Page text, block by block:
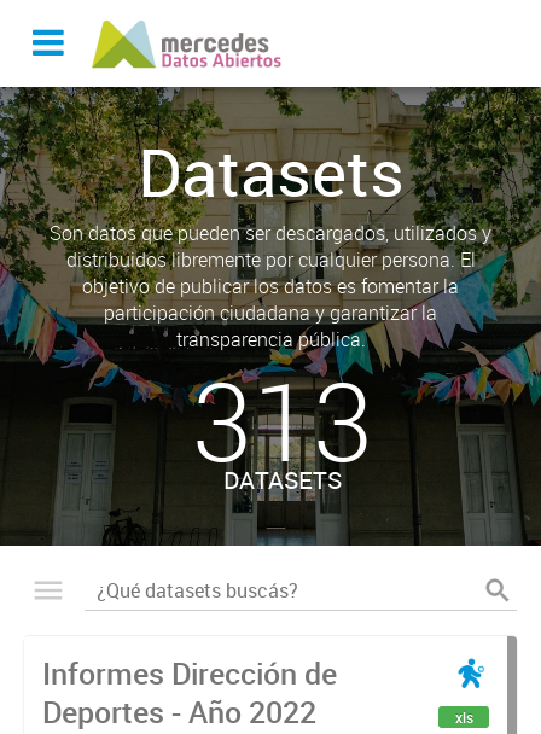
Datasets
Son datos que pueden ser descargados, utilizados y
distribuidos libremente por cualquier persona. El
objetivo de publicar los datos es fomentar la
participación ciudadana y garantizar la
transparencia pública.
313
DATASETS
Informes Dirección de
Deportes - Año 2022
xls